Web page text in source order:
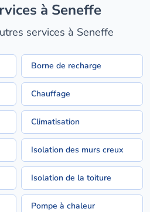
à Seneffe
services à Seneffe
Borne de recharge
Chauffage
Climatisation
Isolation des murs creux
Isolation de la toiture
Pompe à chaleur